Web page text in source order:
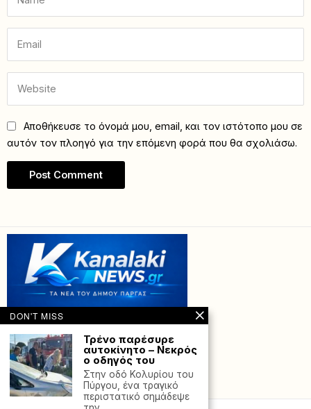
Αποθήκευσε το όνομά μου, email, και τον ιστότοπο μου σε
αυτόν τον πλοηγό για την επόμενη φορά που θα σχολιάσω.
Powered with by Hostville”)
DON'T MISS
Τρένο παρέσυρε
αυτοκίνητο – Νεκρός
ο οδηγός του
Στην οδό Κολυρίου του
Πύργου, ένα τραγικό
περιστατικό σημάδεψε